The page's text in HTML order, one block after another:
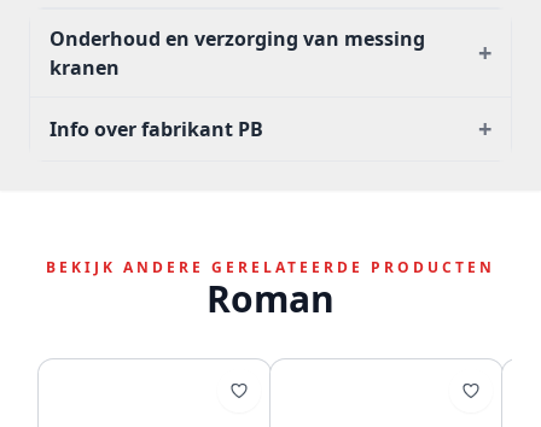
Onderhoud en verzorging van messing
kranen
+
Info over fabrikant PB +
BEKIJK ANDERE GERELATEERDE PRODUCTEN
Roman